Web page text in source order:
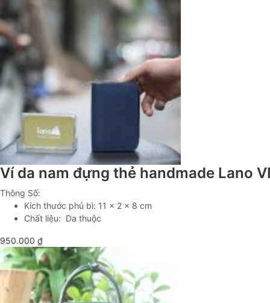
Ví da nam đựng thẻ handmade Lano
Thông Số:
Kích thước phủ bì: 11 x 2 x 8 cm
Chất liệu: Da thuộc
950.000 ₫